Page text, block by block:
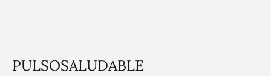
PULSOSALUDABLE